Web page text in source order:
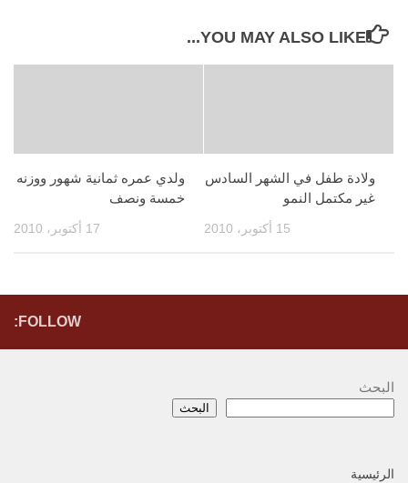
YOU MAY ALSO LIKE...
ولدي عمره ثمانية شهور ووزنه
خمسة ونصف
17 أكتوبر، 2010
ولادة طفل في الشهر السادس
غير مكتمل النمو
15 أكتوبر، 2010
FOLLOW:
البحث
البحث
الرئيسية